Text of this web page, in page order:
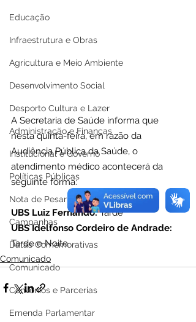
Educação
Infraestrutura e Obras
Agricultura e Meio Ambiente
Desenvolvimento Social
Desporto Cultura e Lazer
Administração e Finanças
Institucional e Governo
Políticas Públicas
Nota de Pesar
Campanhas
Datas Comemorativas
Comunicado
Convênios e Parcerias
Emenda Parlamentar
A Secretaria de Saúde informa que
nesta quinta-feira, em razão da
Audiência Pública da Saúde, o
atendimento médico acontecerá da
seguinte forma:
UBS Luiz Fernando: Tarde
UBS Idelfonso Cordeiro de Andrade:
Tarde e Noite.
Comunicado